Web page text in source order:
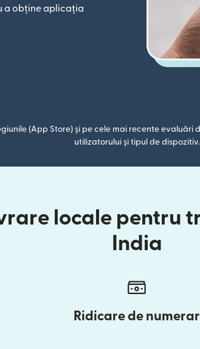
a obține aplicația
(App Store) și pe cele mai recente
utilizatorului și tipul de dispozitiv.
locale pentru
India
Ridicare de numerar